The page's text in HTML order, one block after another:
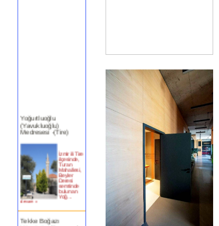
(Yavukluoğlu)
Medresesi -(Tire)
ilçesinde,
Turan
Mahallesi,
Beyler
Deresi
semtinde
bulunan
Yoğ...
devam »
Tekke Boğazı
Köprüsü - (Bergama)